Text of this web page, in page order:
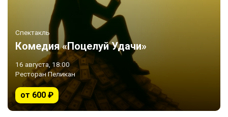
Спектакль
Комедия «Поцелуй Удачи»
16 августа, 18:00
Ресторан Пеликан
от 600 ₽